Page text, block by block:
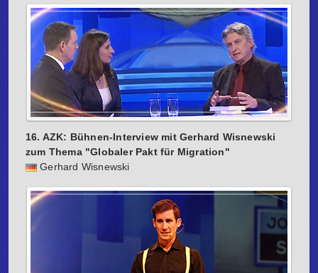
16. AZK: Bühnen-Interview mit Gerhard Wisnewski
zum Thema "Globaler Pakt für Migration"
Gerhard Wisnewski